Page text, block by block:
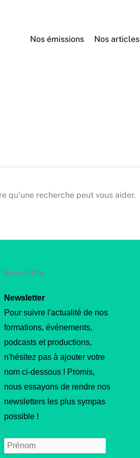
Nos émissions Nos articles
qu’une recherche peut vous aider.
Newsletter
Newsletter
Pour suivre l'actualité de nos
formations, événements,
podcasts et productions,
n'hésitez pas à ajouter votre
nom ci-dessous ! Promis,
nous essayons de rendre nos
newsletters les plus sympas
possible !